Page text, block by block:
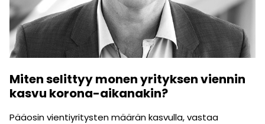
Miten selittyy monen yrityksen viennin
kasvu korona-aikanakin?
Pääosin vientiyritysten määrän kasvulla, vastaa